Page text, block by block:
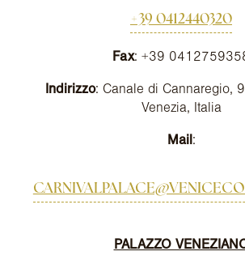
+39 0412440320
Fax: +39
Indirizzo: Canale di Cannaregio,
Venezia, Italia
Mail:
PALAZZO